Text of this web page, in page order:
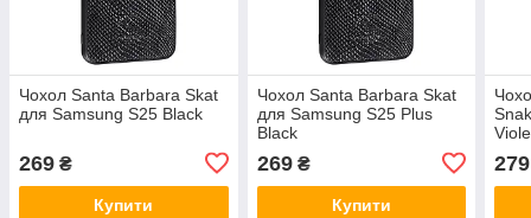
Чохол Santa Barbara Skat
для Samsung S25 Black
269 ₴
Купити
Чохол Santa Barbara Skat
для Samsung S25 Plus
Black
269₴
Купити
279